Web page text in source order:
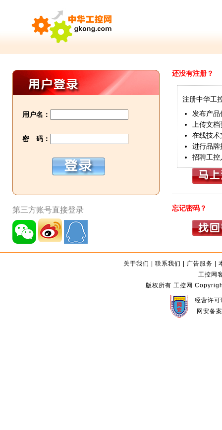
用户名：
密 码：
第三方账号直接登录
还没有注册？
注册中华工
发布产品
上传文档
在线技术
进行品牌
招聘工控
忘记密码？
关于我们 |联系我们 | 广告服务 |
工控网
版权所有 工控网
经营许
网安备